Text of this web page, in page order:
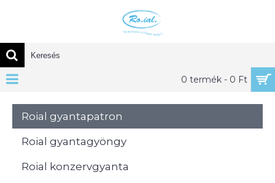
0 termék - 0 Ft
Roial gyantapatron
Roial gyantagyöngy
Roial konzervgyanta